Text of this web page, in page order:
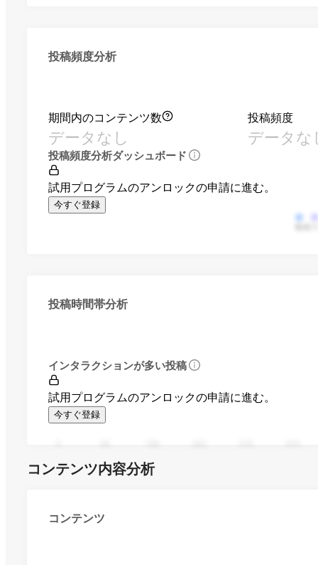
投稿頻度分析
期間内のコンテンツ数
データなし
投稿頻度
データな
投稿頻度分析ダッシュボード
試用プログラムのアンロックの申請に進む。
今すぐ登録
投稿時間帯分析
インタラクションが多い投稿
試用プログラムのアンロックの申請に進む。
今すぐ登録
コンテンツ内容分析
コンテンツ